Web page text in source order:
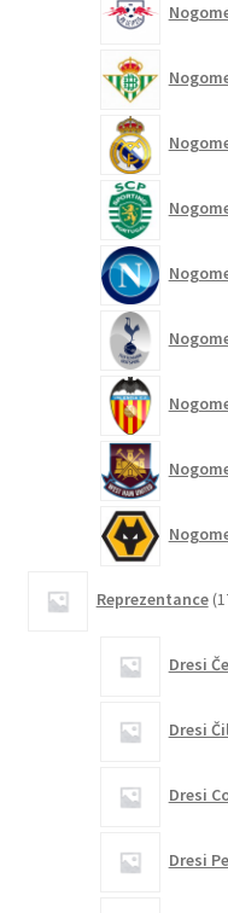
Reprezentance
Dresi
Dresi
Dresi
Dresi